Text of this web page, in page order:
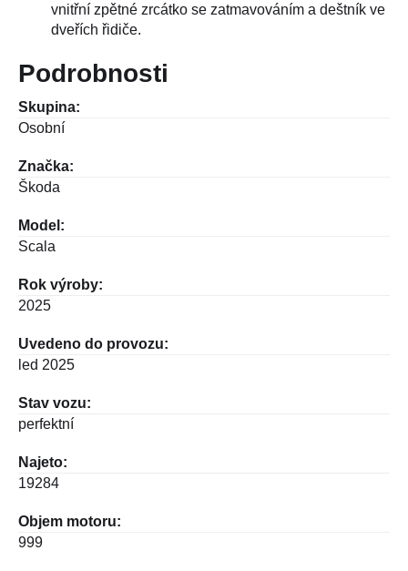
vnitřní zpětné zrcátko se zatmavováním a deštník ve
dveřích řidiče.
Podrobnosti
Skupina:
Osobní
Značka:
Škoda
Model:
Scala
Rok výroby:
2025
Uvedeno do provozu:
led 2025
Stav vozu:
perfektní
Najeto:
19284
Objem motoru:
999